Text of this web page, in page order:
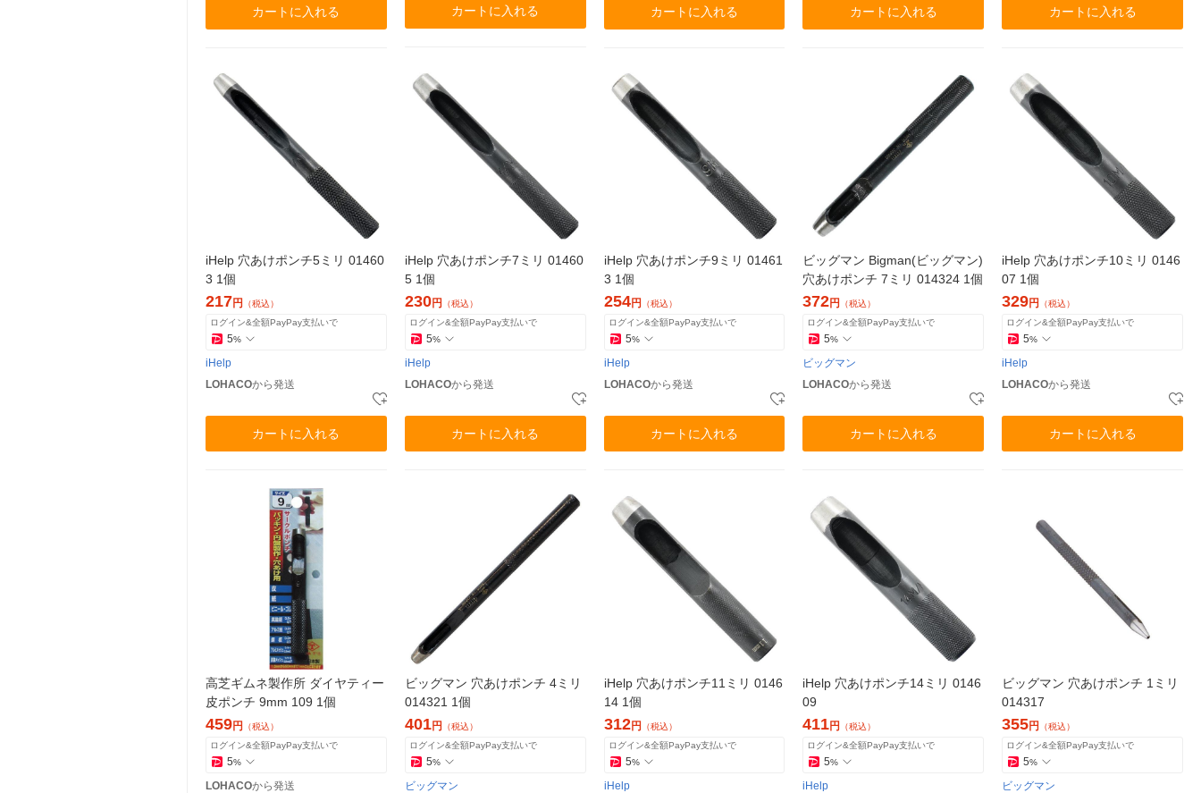
カートに入れる カートに入れる カートに入れる カートに入れる カートに入れる
iHelp 穴あけポンチ5ミリ 01460
3 1個
217円
（税込）
ログイン&全額PayPay支払いで
5%
iHelp
LOHACOから発送
カートに入れる
iHelp 穴あけポンチ7ミリ 01460
5 1個
230円
（税込）
ログイン&全額PayPay支払いで
5%
iHelp
LOHACOから発送
カートに入れる
iHelp 穴あけポンチ9ミリ 01461
3 1個
254円
（税込）
ログイン&全額PayPay支払いで
5%
iHelp
LOHACOから発送
カートに入れる
ビッグマン Bigman(ビッグマン)
穴あけポンチ 7ミリ 014324 1個
372円
（税込）
ログイン&全額PayPay支払いで
5%
ビッグマン
LOHACOから発送
カートに入れる
iHelp 穴あけポンチ10ミリ 0146
07 1個
329円
（税込）
ログイン&全額PayPay支払いで
5%
iHelp
LOHACOから発送
カートに入れる
高芝ギムネ製作所 ダイヤティー
皮ポンチ 9mm 109 1個
459円
（税込）
ログイン&全額PayPay支払いで
5%
LOHACOから発送
ビッグマン 穴あけポンチ 4ミリ
014321 1個
401円
（税込）
ログイン&全額PayPay支払いで
5%
ビッグマン
iHelp 穴あけポンチ11ミリ 0146
14 1個
312円
（税込）
ログイン&全額PayPay支払いで
5%
iHelp
iHelp 穴あけポンチ14ミリ 0146
09
411円
（税込）
ログイン&全額PayPay支払いで
5%
iHelp
ビッグマン 穴あけポンチ 1ミリ
014317
355円
（税込）
ログイン&全額PayPay支払いで
5%
ビッグマン